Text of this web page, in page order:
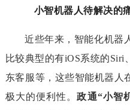
小智机器人待解决的
近些年来，智能化机器
比较典型的有iOS系统的Siri
东客服等，这些智能机器人
极大的便利性。政通“小智